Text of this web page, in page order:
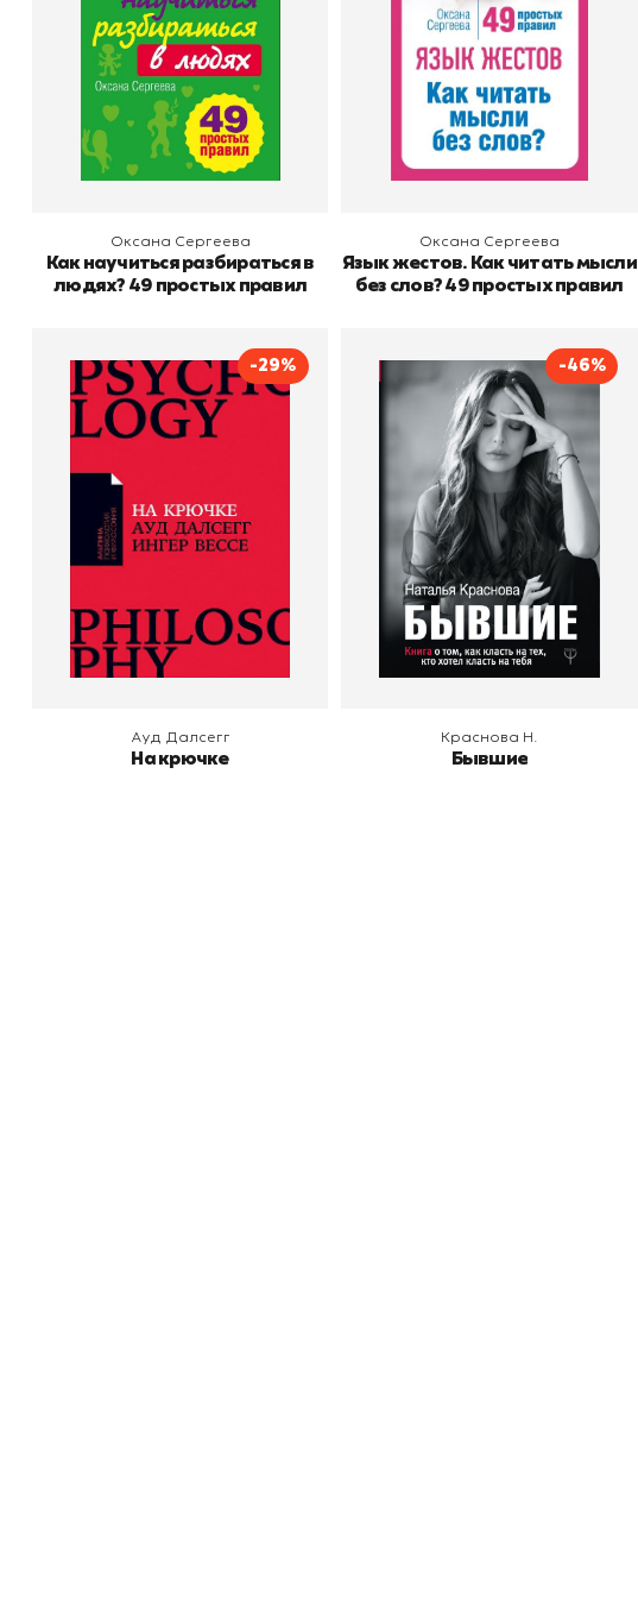
В корзину
Оксана Сергеева
Как научиться разбираться в
людях? 49 простых правил
В корзину
Оксана Сергеева
Язык жестов. Как читать мысли
без слов? 49 простых правил
-29%
На крючке
Автор
В корзину
Ауд Далсегг
На крючке
-46%
Бывшие
Краснова Н.
Издательство
В корзину
Краснова Н.
Бывшие